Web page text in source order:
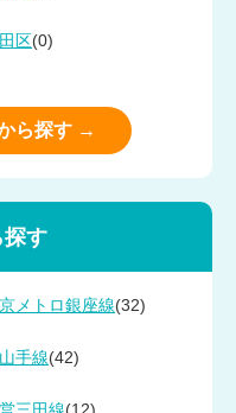
区 (0)
ら探す →
す
メトロ銀座線(32)
手線(42)